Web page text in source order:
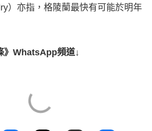
）亦指，格陵蘭最快有可能於明年
》WhatsApp頻道↓